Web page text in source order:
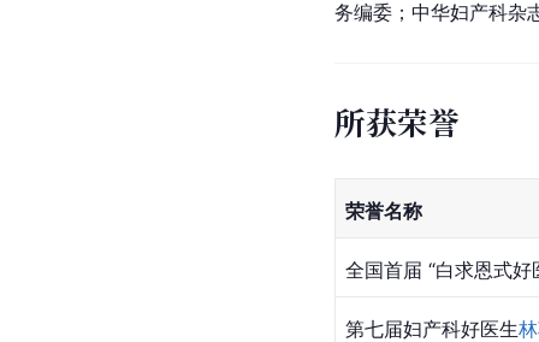
务编委；中华妇产科杂
所获荣誉
荣誉名称
全国首届 “白求恩式好
第七届妇产科好医生